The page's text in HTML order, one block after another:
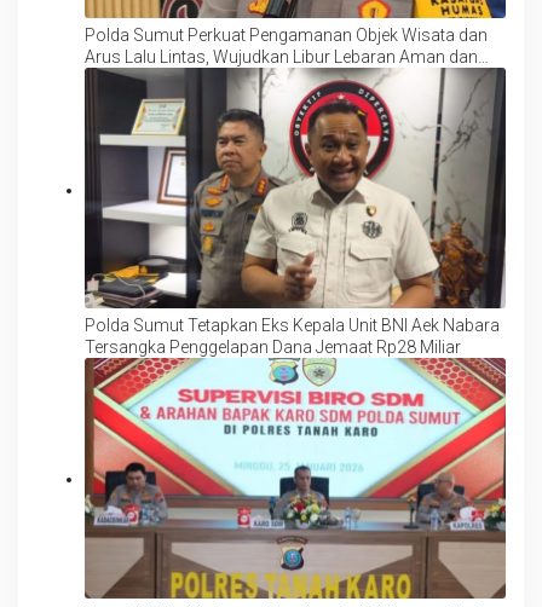
Polda Sumut Perkuat Pengamanan Objek Wisata dan
Arus Lalu Lintas, Wujudkan Libur Lebaran Aman dan
Nyaman
Polda Sumut Tetapkan Eks Kepala Unit BNI Aek Nabara
Tersangka Penggelapan Dana Jemaat Rp28 Miliar